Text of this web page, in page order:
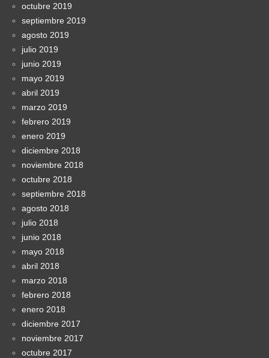
octubre 2019
septiembre 2019
agosto 2019
julio 2019
junio 2019
mayo 2019
abril 2019
marzo 2019
febrero 2019
enero 2019
diciembre 2018
noviembre 2018
octubre 2018
septiembre 2018
agosto 2018
julio 2018
junio 2018
mayo 2018
abril 2018
marzo 2018
febrero 2018
enero 2018
diciembre 2017
noviembre 2017
octubre 2017